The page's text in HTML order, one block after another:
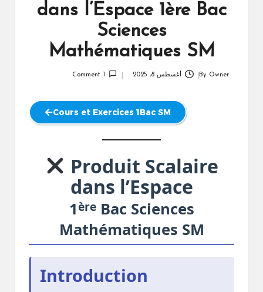
dans l’Espace 1ère Bac
Sciences
Mathématiques SM
By Owner أغسطس 8, 2025 1 Comment
Cours et Exercices 1Bac SM
Produit Scalaire
dans l’Espace
1èreBac Sciences
Mathématiques SM
Introduction